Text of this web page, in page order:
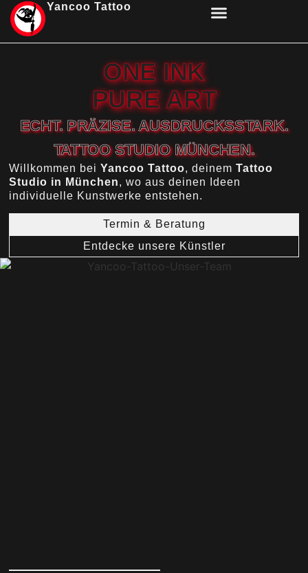
Yancoo Tattoo
ONE INK
PURE ART
ECHT. PRÄZISE. AUSDRUCKSSTARK.
TATTOO STUDIO MÜNCHEN.
Willkommen beiYancoo Tattoo, deinemTattoo
Studio in München, wo aus deinen Ideen
individuelle Kunstwerke entstehen.
Termin & Beratung
Entdecke unsere Künstler